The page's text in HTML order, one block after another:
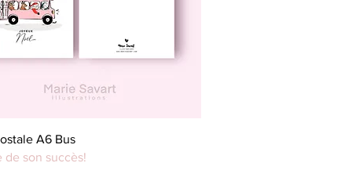
Aperçu rapide
A6 Bus
de son succès!